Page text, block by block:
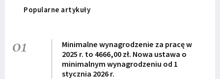
Popularne artykuły
01
Minimalne wynagrodzenie za pracę w
2025 r. to 4666,00 zł. Nowa ustawa o
minimalnym wynagrodzeniu od 1
stycznia 2026 r.